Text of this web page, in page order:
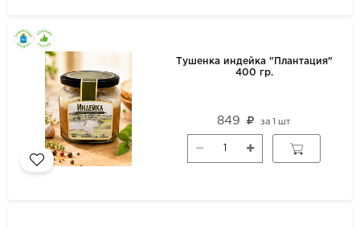
Тушенка индейка "Плантация"
400 гр.
849 за1 шт